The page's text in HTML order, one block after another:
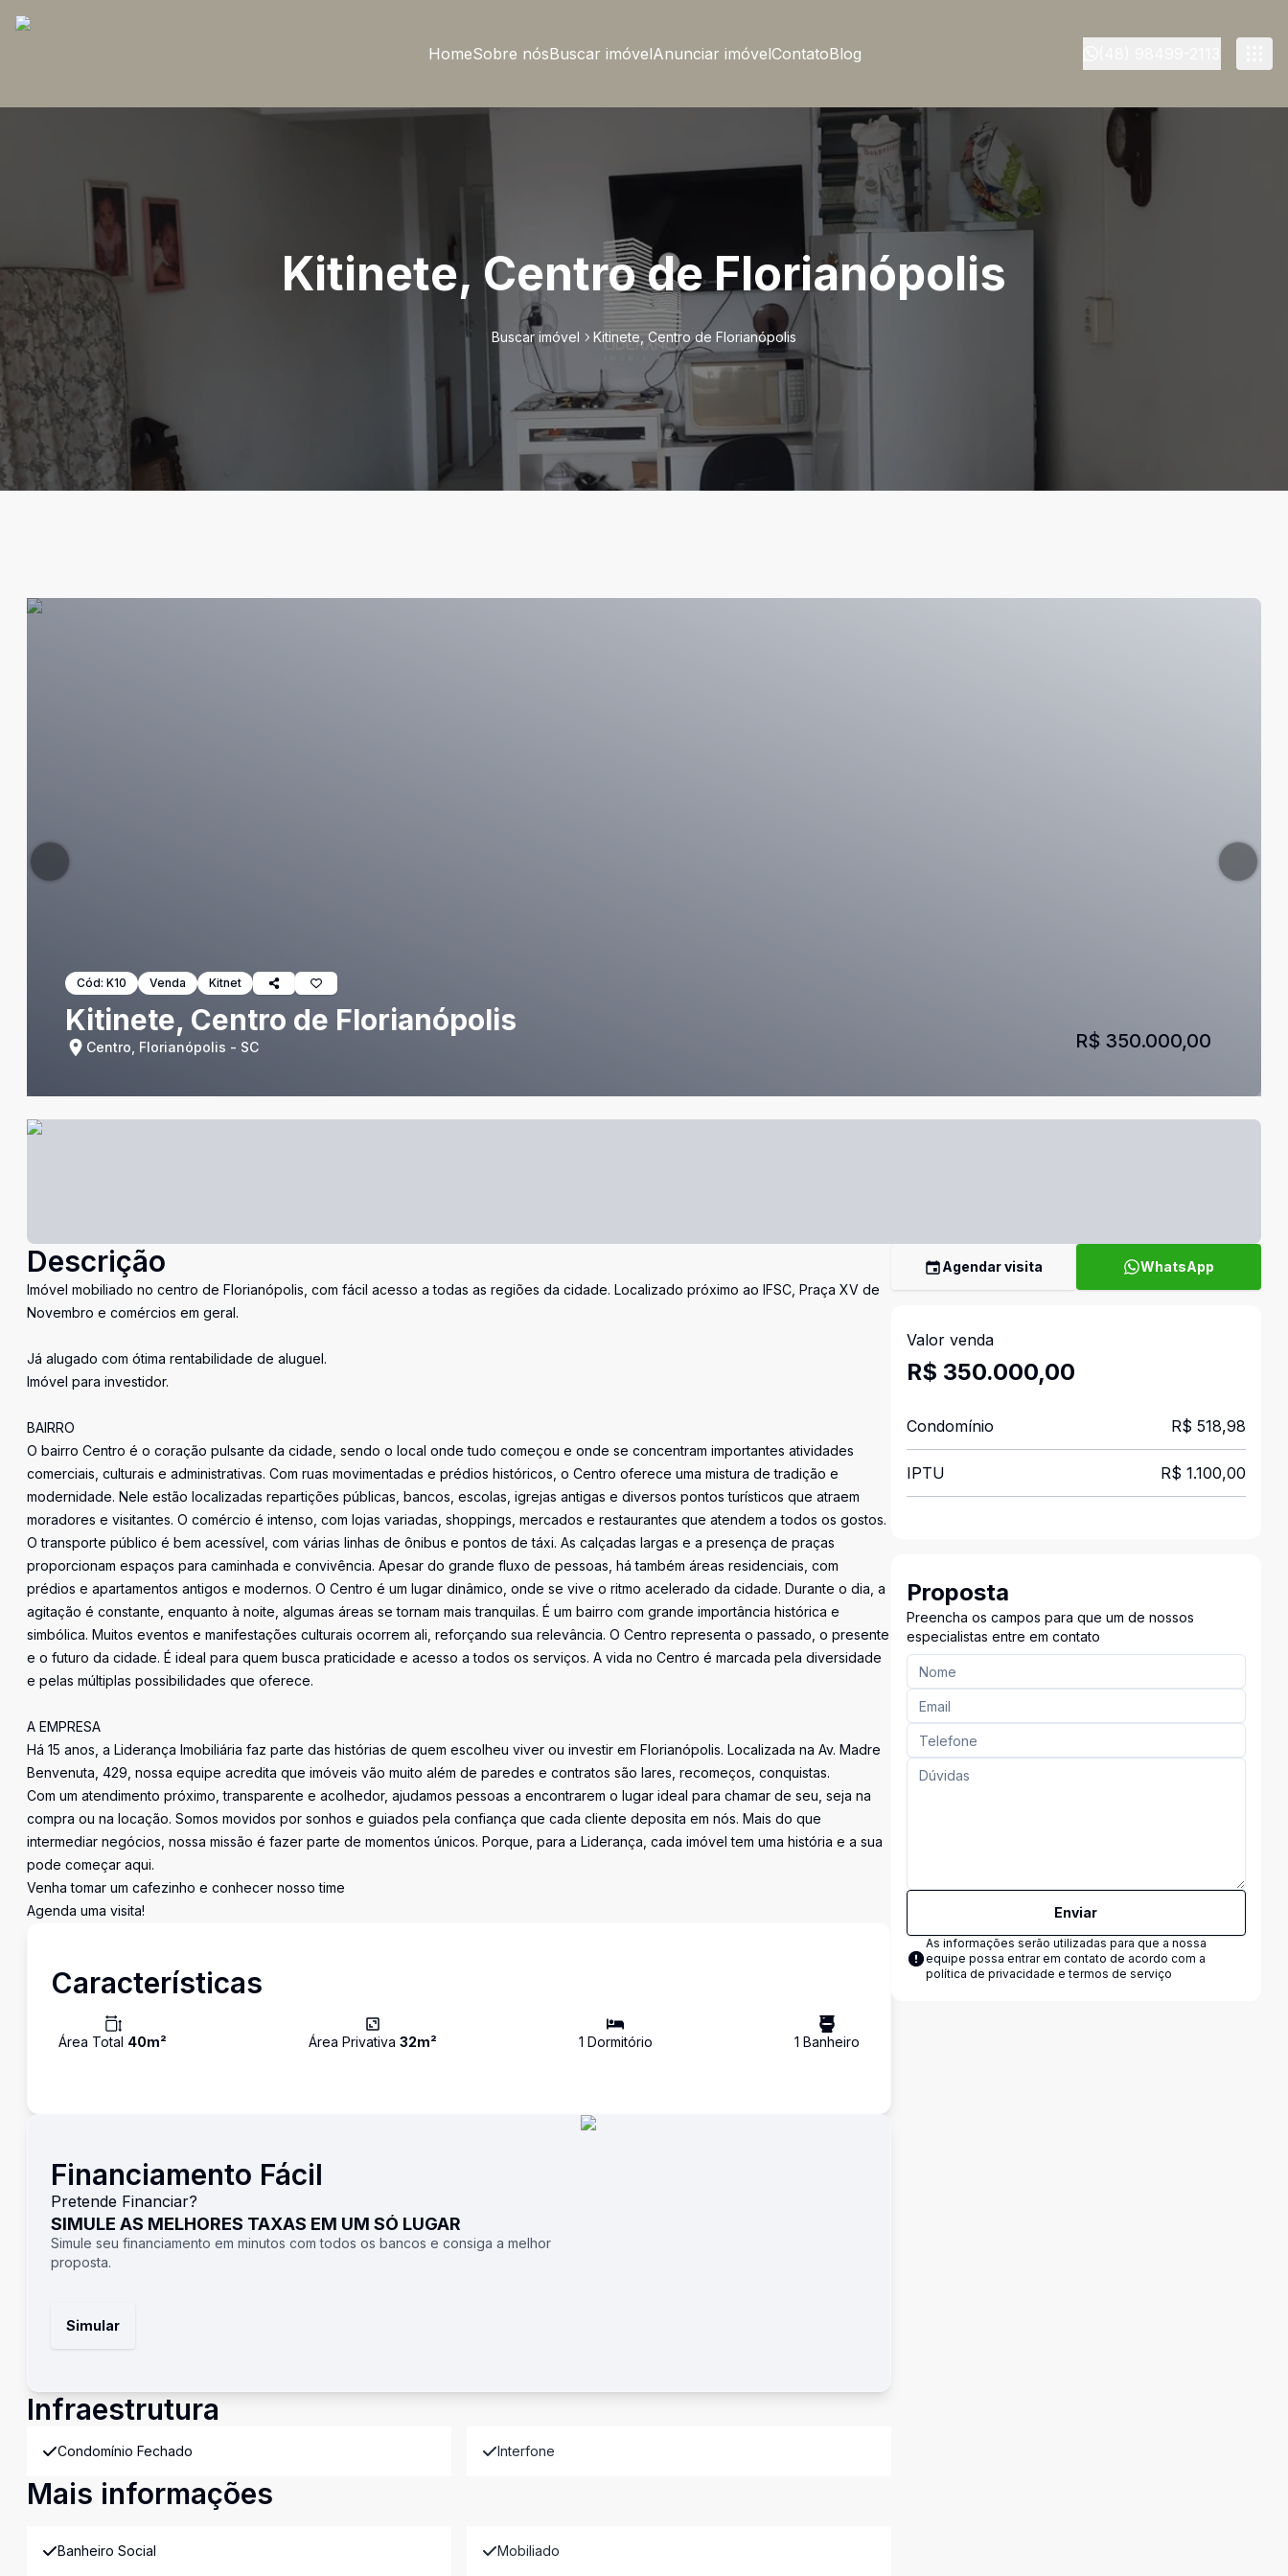
HomeSobre nósBuscar imóvelAnunciar imóvelContatoBlog
Kitinete, Centro de Florianópolis
Buscar imóvel Kitinete, Centro de Florianópolis
Cód: K10 Venda Kitnet
Kitinete, Centro de Florianópolis
Centro, Florianópolis - SC R$ 350.000,00
Descrição
Imóvel mobiliado no centro de Florianópolis, com fácil acesso a todas as regiões da cidade. Localizado próximo ao IFSC, Praça XV de
Novembro e comércios em geral.
Já alugado com ótima rentabilidade de aluguel.
Imóvel para investidor.
BAIRRO
O bairro Centro é o coração pulsante da cidade, sendo o local onde tudo começou e onde se concentram importantes atividades
comerciais, culturais e administrativas. Com ruas movimentadas e prédios históricos, o Centro oferece uma mistura de tradição e
modernidade. Nele estão localizadas repartições públicas, bancos, escolas, igrejas antigas e diversos pontos turísticos que atraem
moradores e visitantes. O comércio é intenso, com lojas variadas, shoppings, mercados e restaurantes que atendem a todos os gostos.
O transporte público é bem acessível, com várias linhas de ônibus e pontos de táxi. As calçadas largas e a presença de praças
proporcionam espaços para caminhada e convivência. Apesar do grande fluxo de pessoas, há também áreas residenciais, com
prédios e apartamentos antigos e modernos. O Centro é um lugar dinâmico, onde se vive o ritmo acelerado da cidade. Durante o dia, a
agitação é constante, enquanto à noite, algumas áreas se tornam mais tranquilas. É um bairro com grande importância histórica e
simbólica. Muitos eventos e manifestações culturais ocorrem ali, reforçando sua relevância. O Centro representa o passado, o presente
e o futuro da cidade. É ideal para quem busca praticidade e acesso a todos os serviços. A vida no Centro é marcada pela diversidade
e pelas múltiplas possibilidades que oferece.
A EMPRESA
Há 15 anos, a Liderança Imobiliária faz parte das histórias de quem escolheu viver ou investir em Florianópolis. Localizada na Av. Madre
Benvenuta, 429, nossa equipe acredita que imóveis vão muito além de paredes e contratos são lares, recomeços, conquistas.
Com um atendimento próximo, transparente e acolhedor, ajudamos pessoas a encontrarem o lugar ideal para chamar de seu, seja na
compra ou na locação. Somos movidos por sonhos e guiados pela confiança que cada cliente deposita em nós. Mais do que
intermediar negócios, nossa missão é fazer parte de momentos únicos. Porque, para a Liderança, cada imóvel tem uma história e a sua
pode começar aqui.
Venha tomar um cafezinho e conhecer nosso time
Agenda uma visita!
Características
Área Total 40m² Área Privativa 32m² 1 Dormitório 1 Banheiro
Financiamento Fácil
Pretende Financiar?
SIMULE AS MELHORES TAXAS EM UM SÓ LUGAR
Simule seu financiamento em minutos com todos os bancos e consiga a melhor
proposta.
Simular
Infraestrutura
Condomínio Fechado Interfone
Mais informações
Banheiro Social Mobiliado
Agendar visita WhatsApp
Valor venda
R$ 350.000,00
Condomínio R$ 518,98
IPTU R$ 1.100,00
Proposta
Preencha os campos para que um de nossos
especialistas entre em contato
Enviar
As informações serão utilizadas para que a nossa
equipe possa entrar em contato de acordo com a
política de privacidade e termos de serviço